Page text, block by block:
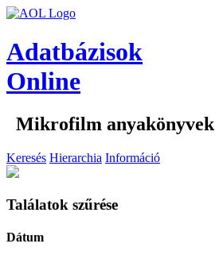
Adatbázisok
Online
Mikrofilm anyakönyvek
Keresés Hierarchia Információ
Találatok szűrése
Dátum